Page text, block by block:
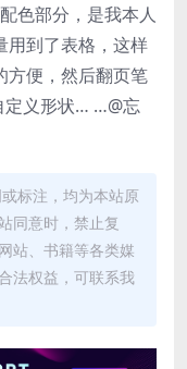
色部分，是我本人
用到了表格，这样
方便，然后翻页笔
定义形状… …@忘
标注，均为本站原
同意时，禁止复
站、书籍等各类媒
法权益，可联系我